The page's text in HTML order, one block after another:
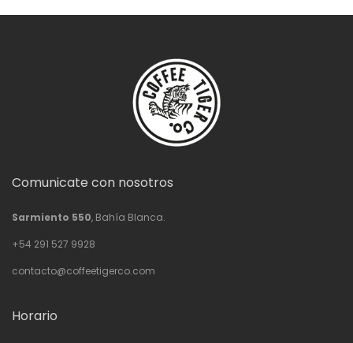
Comunicate con nosotros
Sarmiento 550, Bahía Blanca.
+54 291 527 9928
contacto@coffeetigerco.com
Horario